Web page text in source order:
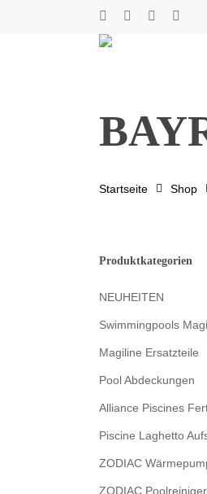
Startseite Shop
Produktkategorien
NEUHEITEN
Swimmingpools
Magiline Ersatzteile
Pool Abdeckungen
Alliance Piscines
Piscine Laghetto
ZODIAC
ZODIAC Poolreiniger